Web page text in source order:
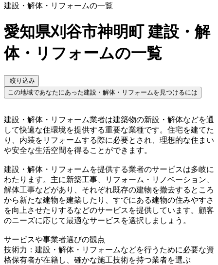
建設・解体・リフォームの一覧
愛知県刈谷市神明町 建設・解
体・リフォームの一覧
絞り込み
この地域であなたにあった建設・解体・リフォームを見つけるには
建設・解体・リフォーム業者は建築物の新設・解体などを通
して快適な住環境を提供する重要な業種です。住宅を建てた
り、内装をリフォームする際に必要とされ、理想的な住まい
や安全な生活空間を得ることができます。
建設・解体・リフォームを提供する業者のサービスは多岐に
わたります。主に新築工事、リフォーム・リノベーション、
解体工事などがあり、それぞれ既存の建物を撤去するところ
から新たな建物を建築したり、すでにある建物の住みやすさ
を向上させたりするなどのサービスを提供しています。顧客
のニーズに応じて最適なサービスを選択しましょう。
サービスや事業者選びの観点
技術力：建設・解体・リフォームなどを行うために必要な資
格保有者が在籍し、確かな施工技術を持つ業者を選ぶ